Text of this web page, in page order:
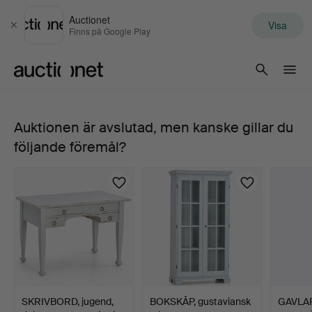
Stäng
Auctionet
Finns på Google Play Visa
STOLAR,
stycken,
gråmålade,
1900-
talets
Auktionen är avslutad, men kanske gillar du
följande föremål?
SKRIVBORD, jugend,
BOKSKÅP, gustaviansk